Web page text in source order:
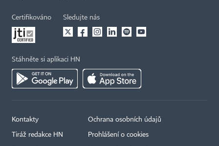
Certifikováno Sledujte nás
Stáhněte si aplikaci HN
Kontakty
Tiráž redakce HN
Ochrana osobních údajů
Prohlášení o cookies